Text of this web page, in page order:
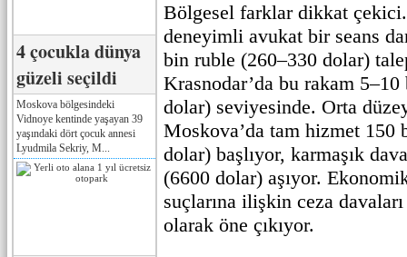
4 çocukla dünya
güzeli seçildi
Moskova bölgesindeki
Vidnoye kentinde yaşayan 39
yaşındaki dört çocuk annesi
Lyudmila Sekriy, M...
Bölgesel farklar dikkat
deneyimli avukat bir seans
bin ruble (260–330 dolar)
Krasnodar’da bu rakam
dolar) seviyesinde. Orta
Moskova’da tam hizmet 150
dolar) başlıyor, karmaşık
(6600 dolar) aşıyor.
suçlarına ilişkin ceza
olarak öne çıkıyor.